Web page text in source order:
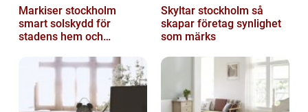
Markiser stockholm
smart solskydd för
stadens hem och
Skyltar stockholm så
skapar företag synlighet
som märks